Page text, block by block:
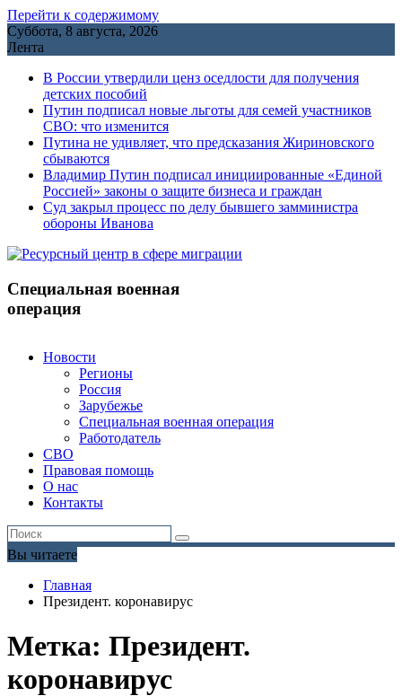
Перейти к содержимому
Суббота, 8 августа, 2026
Лента
В России утвердили ценз оседлости для получения
детских пособий
Путин подписал новые льготы для семей участников
СВО: что изменится
Путина не удивляет, что предсказания Жириновского
сбываются
Владимир Путин подписал инициированные «Единой
Россией» законы о защите бизнеса и граждан
Cуд закрыл процесс по делу бывшего замминистра
обороны Иванова
Специальная военная
операция
Новости
Регионы
Россия
Зарубежье
Специальная военная операция
Работодатель
СВО
Правовая помощь
О нас
Контакты
Вы читаете
Главная
Президент. коронавирус
Метка: Президент.
коронавирус